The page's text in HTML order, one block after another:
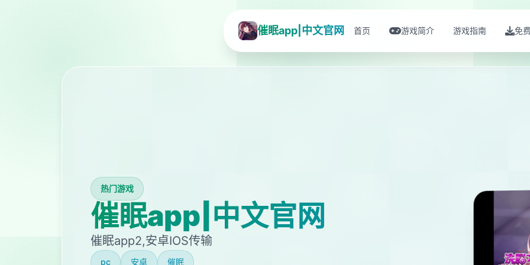
催眠app|中文官网 首页 游戏简介 游戏指南 免
热门游戏
催眠app|中文官网
催眠app2,安卓IOS传输
pc 安卓 催眠